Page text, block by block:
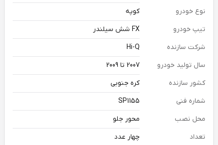
نوع خودرو
کوپه
تیپ خودرو
FX شش سیلندر
شرکت سازنده
Hi-Q
سال تولید خودرو
2007 تا 2009
کشور سازنده
کره جنوبی
شماره فنی
SP1155
محل نصب
محور جلو
تعداد
چهار عدد